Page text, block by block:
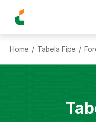
Home / Tabela Fipe /